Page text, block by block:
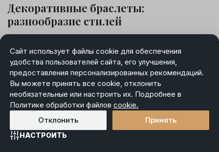
Декоративные браслеты:
разнообразие стилей
материалов и дизайнов. Вы можете выбрать изделие,
выполненное из:
Драгоценных металлов
: золото, серебро, платина.
Полудрагоценных камней: аметист, топаз, гранат.
Натуральных материалов
: кожа, дерево.
Каждый материал несет в себе особую энергетику и
Сайт использует файлы cookie для обеспечения
удобства пользователей сайта, его улучшения,
предоставления персонализированных рекомендаций.
Вы можете принять все cookie, отклонить
необязательные или настроить их. Подробнее в
Политике обработки файлов cookie.
НАСТРОИТЬ
Отклонить Принять